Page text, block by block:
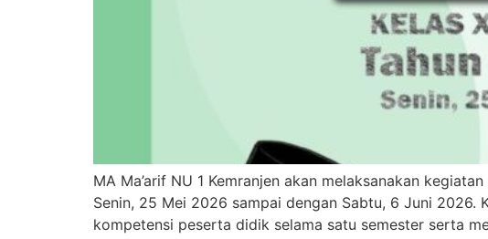
MA Ma’arif NU 1 Kemranjen akan melaksanakan
Senin, 25 Mei 2026 sampai dengan Sabtu, 6 Juni 2026.
kompetensi peserta didik selama satu semester serta